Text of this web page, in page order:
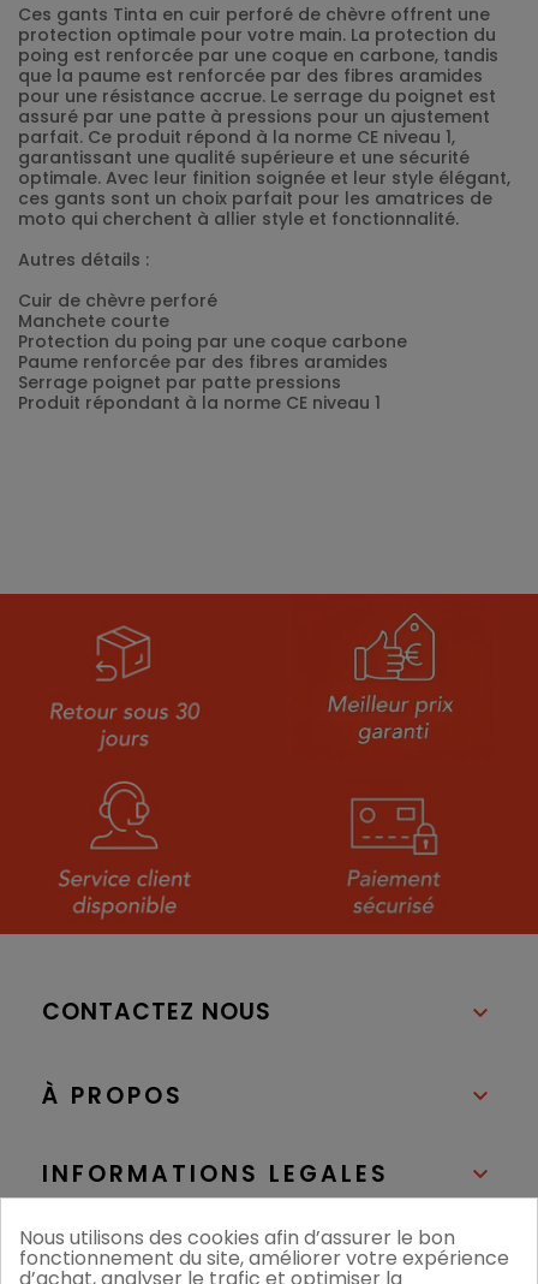
Ces gants Tinta en cuir perforé de chèvre offrent une
protection optimale pour votre main. La protection du
poing est renforcée par une coque en carbone, tandis
que la paume est renforcée par des fibres aramides
pour une résistance accrue. Le serrage du poignet est
assuré par une patte à pressions pour un ajustement
parfait. Ce produit répond à la norme CE niveau 1,
garantissant une qualité supérieure et une sécurité
optimale. Avec leur finition soignée et leur style élégant,
ces gants sont un choix parfait pour les amatrices de
moto qui cherchent à allier style et fonctionnalité.
Autres détails :
Cuir de chèvre perforé
Manchete courte
Protection du poing par une coque carbone
Paume renforcée par des fibres aramides
Serrage poignet par patte pressions
Produit répondant à la norme CE niveau 1
CONTACTEZ NOUS 
À PROPOS 
INFORMATIONS LEGALES 
NOS BOUTIQUES 
Nous utilisons des cookies afin d’assurer le bon
fonctionnement du site, améliorer votre expérience
d’achat, analyser le trafic et optimiser la